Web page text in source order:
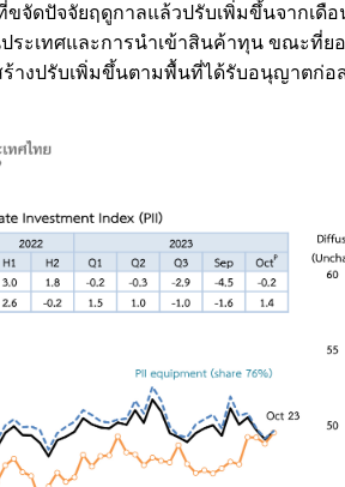
ขจัดปัจจัยฤดูกาลแล้วปรับเพิ่มขึ้นจากเ
ระเทศและการนำเข้าสินค้าทุน ขณะที่
างปรับเพิ่มขึ้นตามพื้นที่ได้รับอนุญาตก่อ